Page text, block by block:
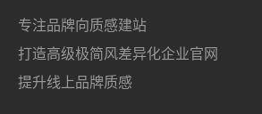
专注品牌向质感建站
打造高级极简风差异化企业官网
提升线上品牌质感